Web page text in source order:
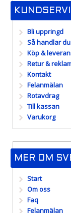
Bli uppringd
Så handlar du
Köp &
Retur &
Kontakt
Felanmälan
Rotavdrag
Till kassan
Varukorg
MER OM
Start
Om oss
Faq
Felanmälan